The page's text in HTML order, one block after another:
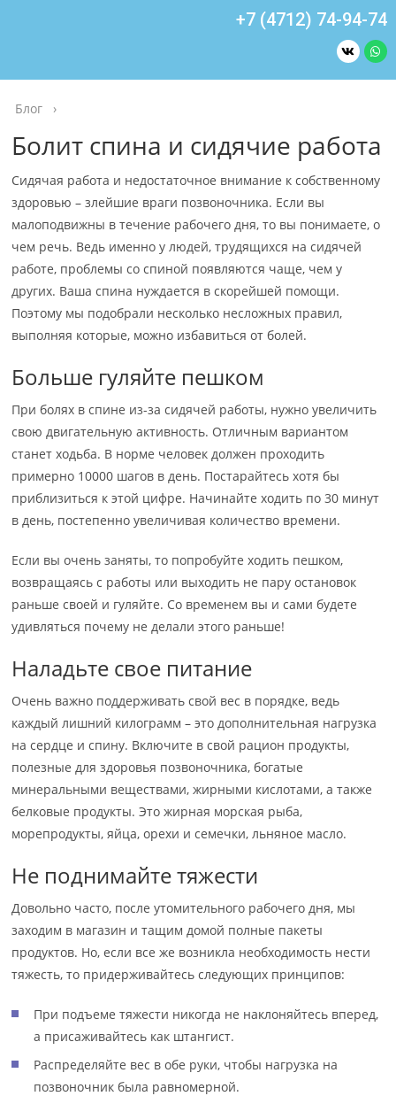
+7 (4712) 74-94-74
Блог ›
Болит спина и сидячие работа
Сидячая работа и недостаточное внимание к собственному
здоровью – злейшие враги позвоночника. Если вы
малоподвижны в течение рабочего дня, то вы понимаете, о
чем речь. Ведь именно у людей, трудящихся на сидячей
работе, проблемы со спиной появляются чаще, чем у
других. Ваша спина нуждается в скорейшей помощи.
Поэтому мы подобрали несколько несложных правил,
выполняя которые, можно избавиться от болей.
Больше гуляйте пешком
При болях в спине из-за сидячей работы, нужно увеличить
свою двигательную активность. Отличным вариантом
станет ходьба. В норме человек должен проходить
примерно 10000 шагов в день. Постарайтесь хотя бы
приблизиться к этой цифре. Начинайте ходить по 30 минут
в день, постепенно увеличивая количество времени.
Если вы очень заняты, то попробуйте ходить пешком,
возвращаясь с работы или выходить не пару остановок
раньше своей и гуляйте. Со временем вы и сами будете
удивляться почему не делали этого раньше!
Наладьте свое питание
Очень важно поддерживать свой вес в порядке, ведь
каждый лишний килограмм – это дополнительная нагрузка
на сердце и спину. Включите в свой рацион продукты,
полезные для здоровья позвоночника, богатые
минеральными веществами, жирными кислотами, а также
белковые продукты. Это жирная морская рыба,
морепродукты, яйца, орехи и семечки, льняное масло.
Не поднимайте тяжести
Довольно часто, после утомительного рабочего дня, мы
заходим в магазин и тащим домой полные пакеты
продуктов. Но, если все же возникла необходимость нести
тяжесть, то придерживайтесь следующих принципов:
При подъеме тяжести никогда не наклоняйтесь вперед,
а присаживайтесь как штангист.
Распределяйте вес в обе руки, чтобы нагрузка на
позвоночник была равномерной.